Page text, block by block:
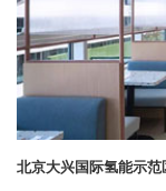
北京大兴国际氢能示